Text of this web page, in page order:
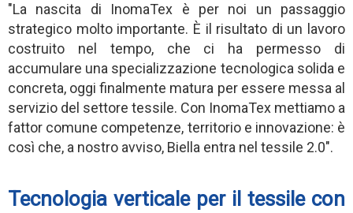
"La nascita di InomaTex è per noi un passaggio
strategico molto importante. È il risultato di un lavoro
costruito nel tempo, che ci ha permesso di
accumulare una specializzazione tecnologica solida e
concreta, oggi finalmente matura per essere messa al
servizio del settore tessile. Con InomaTex mettiamo a
fattor comune competenze, territorio e innovazione: è
così che, a nostro avviso, Biella entra nel tessile 2.0".
Tecnologia verticale per il tessile con